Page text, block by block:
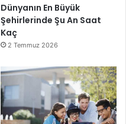
Dünyanın En Büyük
Şehirlerinde Şu An Saat
Kaç
2 Temmuz 2026